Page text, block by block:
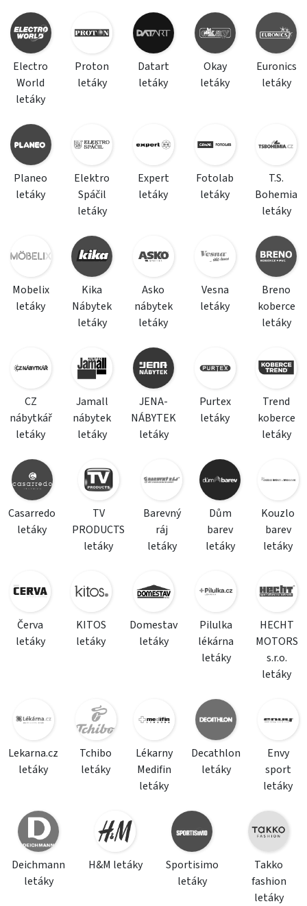
Electro
World
letáky
Proton
letáky
Datart
letáky
Okay
letáky
Euronics
letáky
Planeo
letáky
Elektro
Spáčil
letáky
Expert
letáky
Fotolab
letáky
T.S.
Bohemia
letáky
Mobelix
letáky
Kika
Nábytek
letáky
Asko
nábytek
letáky
Vesna
letáky
Breno
koberce
letáky
CZ
nábytkář
letáky
Jamall
nábytek
letáky
JENA-
NÁBYTEK
letáky
Purtex
letáky
Trend
koberce
letáky
Casarredo
letáky
TV
PRODUCTS
letáky
Barevný
ráj
letáky
Dům
barev
letáky
Kouzlo
barev
letáky
Červa
letáky
KITOS
letáky
Domestav
letáky
Pilulka
lékárna
letáky
HECHT
MOTORS
s.r.o.
letáky
Lekarna.cz
letáky
Tchibo
letáky
Lékarny
Medifin
letáky
Decathlon
letáky
Envy
sport
letáky
Deichmann
letáky
H&M letáky
Sportisimo
letáky
Takko
fashion
letáky